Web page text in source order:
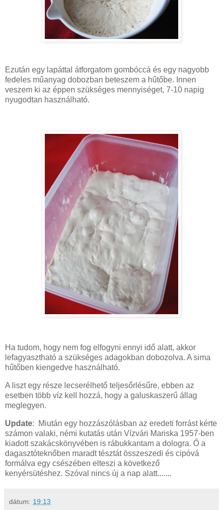
Ezután egy lapáttal átforgatom gombóccá és egy nagyobb
fedeles műanyag dobozban beteszem a hűtőbe. Innen
veszem ki az éppen szükséges mennyiséget, 7-10 napig
nyugodtan használható.
Ha tudom, hogy nem fog elfogyni ennyi idő alatt, akkor
lefagyasztható a szükséges adagokban dobozolva. A sima
hűtőben kiengedve használható.
A liszt egy része lecserélhető teljesőrlésűre, ebben az
esetben több víz kell hozzá, hogy a galuskaszerű állag
meglegyen.
Update: Miután egy hozzászólásban az eredeti forrást kérte
számon valaki, némi kutatás után Vízvári Mariska 1957-ben
kiadott szakácskönyvében is rábukkantam a dologra. Ő a
dagasztóteknőben maradt tésztát összeszedi és cipóvá
formálva egy csészében elteszi a következő
kenyérsütéshez. Szóval nincs új a nap alatt.......
dátum: 19:13